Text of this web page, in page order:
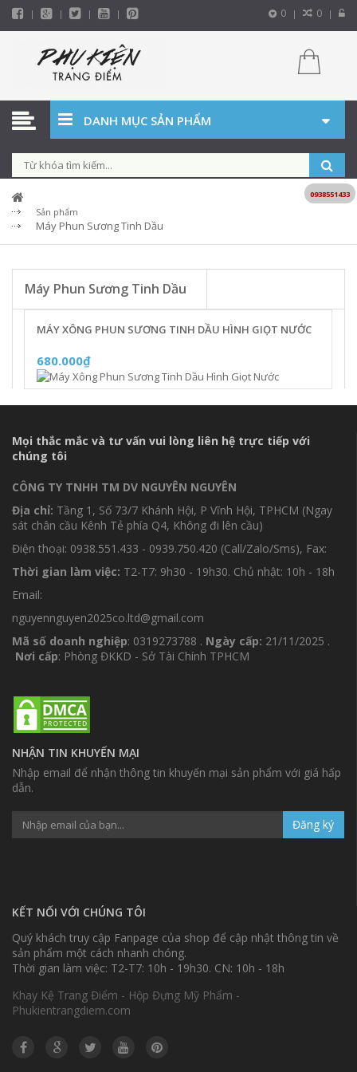
0 0
DANH MỤC SẢN PHẨM
Sản phẩm
Máy Phun Sương Tinh Dầu
Máy Phun Sương Tinh Dầu
MÁY XÔNG PHUN SƯƠNG TINH DẦU HÌNH GIỌT NƯỚC
680.000₫
Mọi thắc mắc và tư vấn vui lòng liên hệ trực tiếp với
chúng tôi
CÔNG TY TNHH TM DV NGUYÊN NGUYÊN
Địa chỉ: Tầng 1, Số 73/7 Khánh Hội, P Vĩnh Hội, TPHCM (Ngay
sát chân cầu Kênh Tẻ phía Q4, Không đi lên cầu)
Điện thoại: 0938.551.433 - 0939.750.420 (Call/Zalo/Sms), Fax:
Thời gian làm việc: T2-T7: 9h30 - 19h30. Chủ nhật: 10h - 18h
Email:
nguyennguyen2025co.ltd@gmail.com
Mã số doanh nghiệp: 0319273788 . Ngày cấp: 21/11/2025 .
Nơi cấp: Phòng ĐKKD - Sở Tài Chính TPHCM
NHẬN TIN KHUYẾN MẠI
Nhập email để nhận thông tin khuyến mại sản phẩm với giá hấp
dẫn.
Đăng ký
KẾT NỐI VỚI CHÚNG TÔI
Quý khách truy cập Fanpage của shop để cập nhật thông tin về
sản phẩm một cách nhanh chóng.
Thời gian làm việc: T2-T7: 10h - 19h30. CN: 10h - 18h
Khay Kệ Trang Điểm - Hộp Đựng Mỹ Phẩm -
Phukientrangdiem.com
0938551433